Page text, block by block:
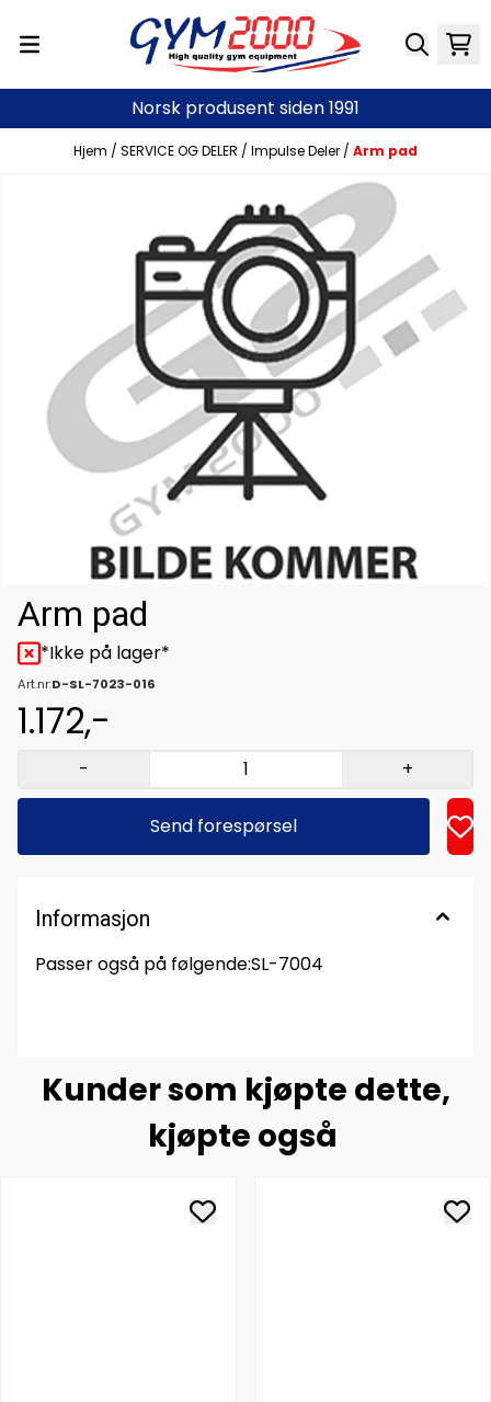
Norsk produsent siden 1991
Hjem / SERVICE OG DELER / Impulse Deler / Arm pad
Arm pad
*Ikke på lager*
Art.nr:D-SL-7023-016
1.172,-
- +
Send forespørsel
Informasjon
Passer også på følgende:SL-7004
Kunder som kjøpte dette,
kjøpte også